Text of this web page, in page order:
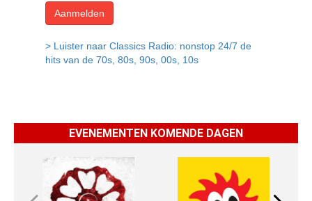
EVENEMENTEN KOMENDE DAGEN